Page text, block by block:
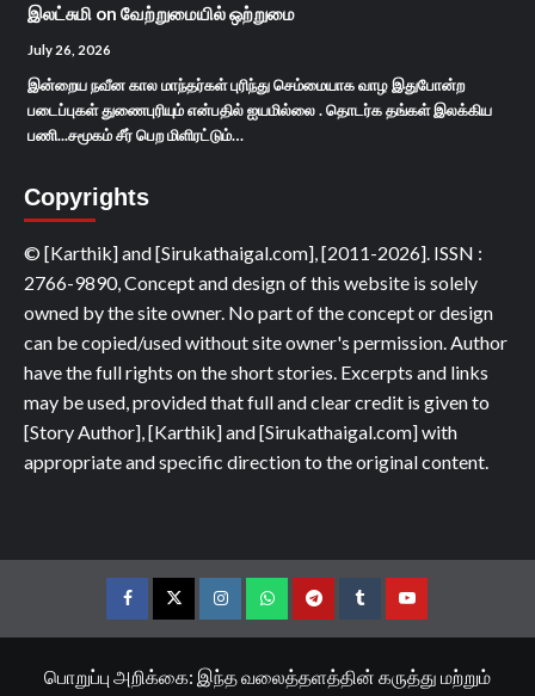
இலட்சுமி on வேற்றுமையில் ஒற்றுமை
July 26, 2026
இன்றைய நவீன கால மாந்தர்கள் புரிந்து செம்மையாக வாழ இதுபோன்ற
படைப்புகள் துணைபுரியும் என்பதில் ஐயமில்லை . தொடர்க தங்கள் இலக்கிய
பணி...சமூகம் சீர் பெற மிளிரட்டும்…
Copyrights
© [Karthik] and [Sirukathaigal.com], [2011-2026]. ISSN :
2766-9890, Concept and design of this website is solely
owned by the site owner. No part of the concept or design
can be copied/used without site owner's permission. Author
have the full rights on the short stories. Excerpts and links
may be used, provided that full and clear credit is given to
[Story Author], [Karthik] and [Sirukathaigal.com] with
appropriate and specific direction to the original content.
FacebookTwitterInstagramWhatsappTelegramTumblrYouTube
பொறுப்பு அறிக்கை: இந்த வலைத்தளத்தின் கருத்து மற்றும்